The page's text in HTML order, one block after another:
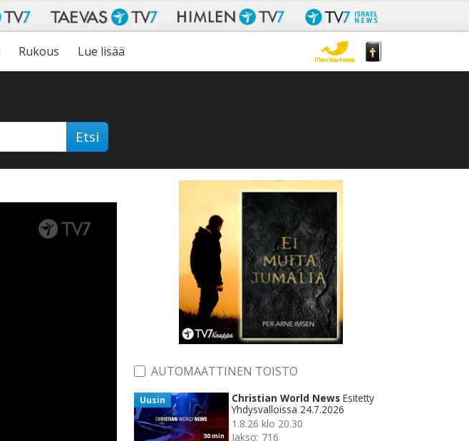
Rukous Lue lisää
Etsi
AUTOMAATTINEN TOISTO
30 min
Uusin Christian World News Esitetty
Yhdysvalloissa 24.7.2026
1.8.26 klo 20.30
Jakso: 716